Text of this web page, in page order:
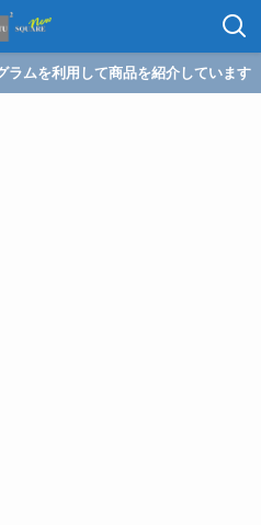
ラムを利用して商品を紹介しています